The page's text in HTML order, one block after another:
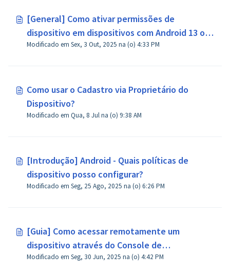
[General] Como ativar permissões de
dispositivo em dispositivos com Android 13 ou
superior?
Modificado em Sex, 3 Out, 2025 na (o) 4:33 PM
Como usar o Cadastro via Proprietário do
Dispositivo?
Modificado em Qua, 8 Jul na (o) 9:38 AM
[Introdução] Android - Quais políticas de
dispositivo posso configurar?
Modificado em Seg, 25 Ago, 2025 na (o) 6:26 PM
[Guia] Como acessar remotamente um
dispositivo através do Console de
Administração no AirDroid Business?
Modificado em Seg, 30 Jun, 2025 na (o) 4:42 PM